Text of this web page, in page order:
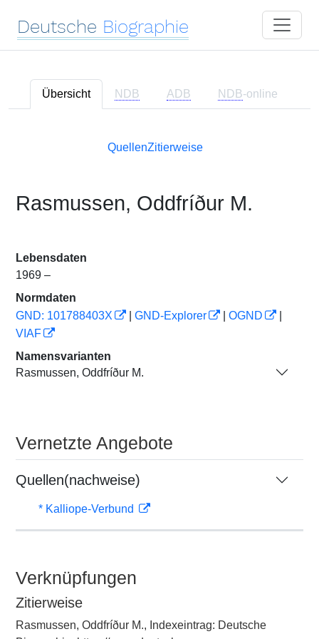
Deutsche Biographie
Übersicht NDB ADB NDB-online
QuellenZitierweise
Rasmussen, Oddfríður M.
Lebensdaten
1969 –
Normdaten
GND: 101788403X
GND-Explorer OGND
VIAF
Namensvarianten
Rasmussen, Oddfríður M.
Vernetzte Angebote
Quellen(nachweise)
* Kalliope-Verbund
Verknüpfungen
Zitierweise
Rasmussen, Oddfríður M., Indexeintrag: Deutsche